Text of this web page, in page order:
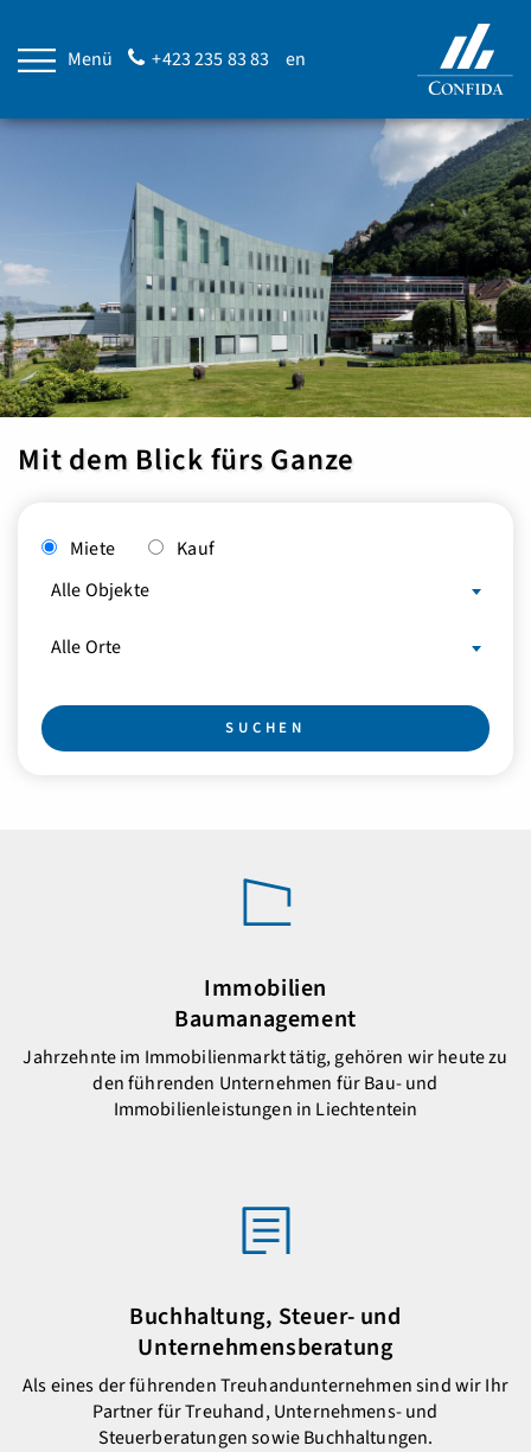
Menü +423 235 83 83 en
Mit dem Blick fürs Ganze
Miete
Kauf
Alle Objekte
Alle Orte
Immobilien
Baumanagement
Jahrzehnte im Immobilienmarkt tätig, gehören wir heute zu
den führenden Unternehmen für Bau- und
Immobilienleistungen in Liechtentein
Buchhaltung, Steuer- und
Unternehmensberatung
Als eines der führenden Treuhandunternehmen sind wir Ihr
Partner für Treuhand, Unternehmens- und
Steuerberatungen sowie Buchhaltungen.